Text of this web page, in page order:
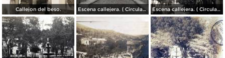
Callejon del beso. Escena callejera. ( Circulada el 13 de Mayo de 1941 ). Escena callejera. ( Circulada el 14 de Diciembre de 1930 ).